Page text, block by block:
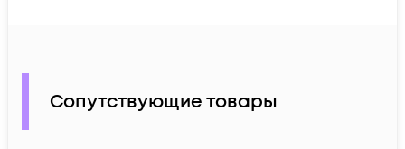
Сопутствующие товары